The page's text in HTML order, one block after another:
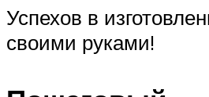
Успехов в
своими руками!